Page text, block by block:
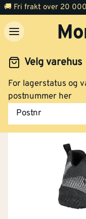
Velg varehus
For lagerstatus og
postnummer her
Postnr
Arbeidsklær og